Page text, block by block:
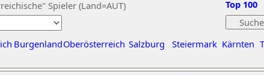
Spieler (Land=AUT)
BurgenlandOberösterreich Salzburg Steiermark Kärnten
Top 100